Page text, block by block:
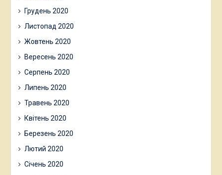
Грудень 2020
Листопад 2020
Жовтень 2020
Вересень 2020
Серпень 2020
Липень 2020
Травень 2020
Квітень 2020
Березень 2020
Лютий 2020
Січень 2020